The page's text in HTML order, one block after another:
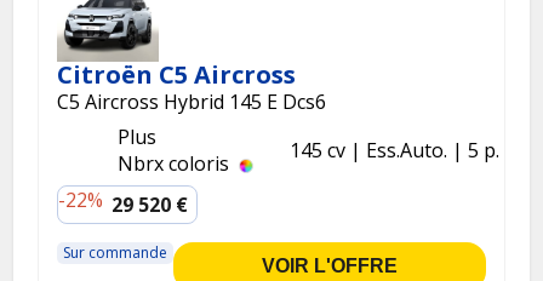
Citroën C5 Aircross
C5 Aircross Hybrid 145 E Dcs6
Plus
Nbrx coloris
145 cv Ess.Auto.
5 p.
-22% 29 520 €
Sur commande
VOIR L'OFFRE